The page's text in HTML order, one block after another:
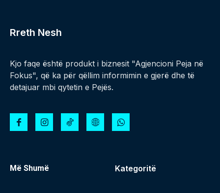
Rreth Nesh
Kjo faqe është produkt i biznesit "Agjencioni Peja në
Fokus", që ka për qëllim informimin e gjerë dhe të
detajuar mbi qytetin e Pejës.
Më Shumë Kategoritë